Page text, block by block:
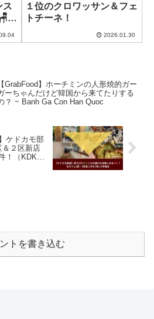
ス
~
１位のクロワッサン＆フェ
トチーネ！
2026.01.30
【GrabFood】ホーチミンの人形焼的ガー
ーちゃんだけど韓国から来てたりする
？ ~ Banh Ga Con Han Quoc
ケドカモ部
＆２区新店
！（KDKM-
トを書き込む